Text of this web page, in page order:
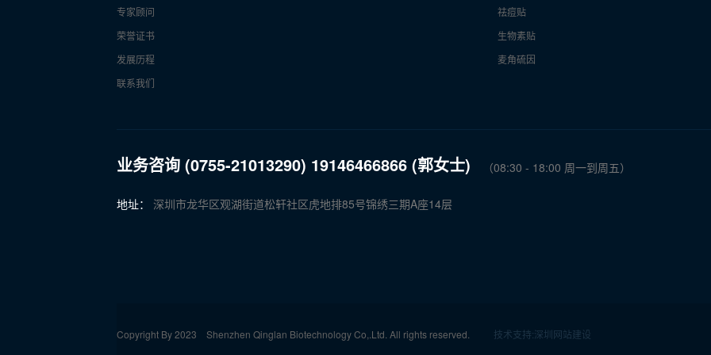
专家顾问
荣誉证书
发展历程
联系我们
祛痘贴
生物素贴
麦角硫因
业务咨询 (0755-21013290) 19146466866 (郭女士) （08:30 - 18:00 周一到周五）
地址： 深圳市龙华区观湖街道松轩社区虎地排85号锦绣三期A座14层
Copyright By 2023 Shenzhen Qinglan Biotechnology Co,.Ltd. All rights reserved. 技术支持:深圳网站建设